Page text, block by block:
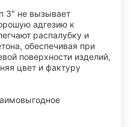
3" не вызывает
адгезию к
распалубку и
обеспечивая при
поверхности изделий,
цвет и фактуру